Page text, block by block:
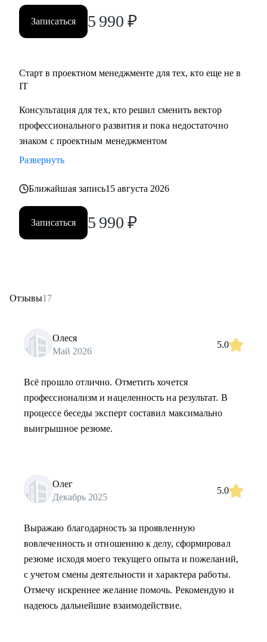
Записаться 5 990 ₽
Старт в проектном менеджменте для тех, кто еще не в
IT
Консультация для тех, кто решил сменить вектор
профессионального развития и пока недостаточно
знаком с проектным менеджментом
Развернуть
Ближайшая запись15 августа 2026
Записаться 5 990 ₽
Отзывы17
Олеся
Май 2026
5.0
Всё прошло отлично. Отметить хочется
профессионализм и нацеленность на результат. В
процессе беседы эксперт составил максимально
выигрышное резюме.
Олег
Декабрь 2025
5.0
Выражаю благодарность за проявленную
вовлеченность и отношению к делу, сформировал
резюме исходя моего текущего опыта и пожеланий,
с учетом смены деятельности и характера работы.
Отмечу искреннее желание помочь. Рекомендую и
надеюсь дальнейшие взаимодействие.